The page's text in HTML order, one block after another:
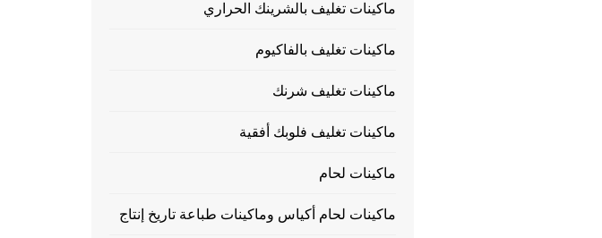
ماكينات تغليف بالشرينك الحراري
ماكينات تغليف بالفاكيوم
ماكينات تغليف شرنك
ماكينات تغليف فلوبك أفقية
ماكينات لحام
ماكينات لحام أكياس وماكينات طباعة تاريخ إنتاج